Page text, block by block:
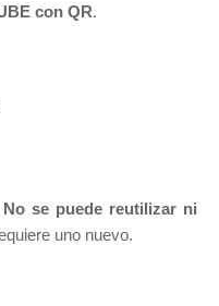
con QR.
No se puede reutilizar ni
uno nuevo.